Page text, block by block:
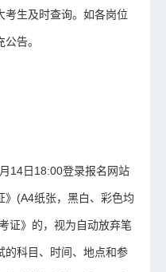
考生及时查询。如各岗位
告。
14日18:00登录报名网站
》(A4纸张，黑白、彩色均
证》的，视为自动放弃笔
的科目、时间、地点和参